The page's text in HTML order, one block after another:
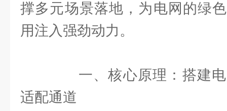
撑多元场景落地，为电网的绿
用注入强劲动力。
一、核心原理：搭建电
适配通道